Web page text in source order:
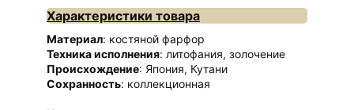
Характеристики товара
Материал: костяной фарфор
Техника исполнения: литофания, золочение
Происхождение: Япония, Кутани
Сохранность: коллекционная